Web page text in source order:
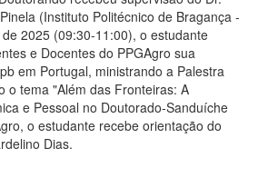
(Instituto Politécnico de Bragança -
2025 (09:30-11:00), o estudante
e Docentes do PPGAgro sua
em Portugal, ministrando a Palestra
o tema "Além das Fronteiras: A
e Pessoal no Doutorado-Sanduíche
o estudante recebe orientação do
Dias.